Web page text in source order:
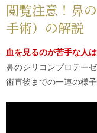
閲覧注意！鼻
手術）の解説
血を見るのが苦手な人
鼻のシリコンプロテー
術直後までの一連の様